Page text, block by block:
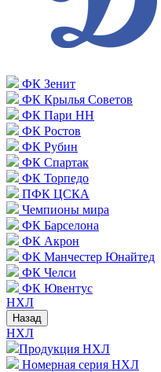
ФК Зенит
ФК Крылья Советов
ФК Пари НН
ФК Ростов
ФК Рубин
ФК Спартак
ФК Торпедо
ПФК ЦСКА
Чемпионы мира
ФК Барселона
ФК Акрон
ФК Манчестер Юнайтед
ФК Челси
ФК Ювентус
НХЛ
Назад
НХЛ
Продукция НХЛ
Номерная серия НХЛ